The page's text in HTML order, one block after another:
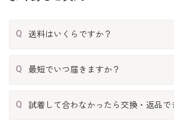
Q 送料はいくらですか？
Q 最短でいつ届きますか？
Q 試着して合わなかったら交換・返品で